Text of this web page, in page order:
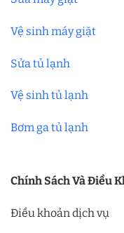
Vệ sinh máy giặt
Sửa tủ lạnh
Vệ sinh tủ lạnh
Bơm ga tủ lạnh
Chính Sách Và Điều
Điều khoản dịch vụ